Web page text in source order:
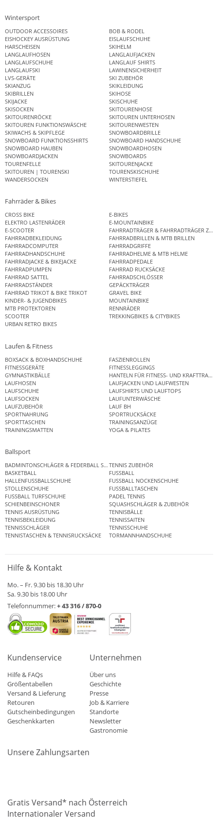
Wintersport
OUTDOOR ACCESSOIRES
BOB & RODEL
EISHOCKEY AUSRÜSTUNG
EISLAUFSCHUHE
HARSCHEISEN
SKIHELM
LANGLAUFHOSEN
LANGLAUFJACKEN
LANGLAUFSCHUHE
LANGLAUF SHIRTS
LANGLAUFSKI
LAWINENSICHERHEIT
LVS-GERÄTE
SKI ZUBEHÖR
SKIANZUG
SKIKLEIDUNG
SKIBRILLEN
SKIHOSE
SKIJACKE
SKISCHUHE
SKISOCKEN
SKITOURENHOSE
SKITOURENRÖCKE
SKITOUREN UNTERHOSEN
SKITOUREN FUNKTIONSWÄSCHE
SKITOURENWESTEN
SKIWACHS & SKIPFLEGE
SNOWBOARDBRILLE
SNOWBOARD FUNKTIONSSHIRTS
SNOWBOARD HANDSCHUHE
SNOWBOARD HAUBEN
SNOWBOARDHOSEN
SNOWBOARDJACKEN
SNOWBOARDS
TOURENFELLE
SKITOURENJACKE
SKITOUREN | TOURENSKI
TOURENSKISCHUHE
WANDERSOCKEN
WINTERSTIEFEL
Fahrräder & Bikes
CROSS BIKE
E-BIKES
ELEKTRO LASTENRÄDER
E-MOUNTAINBIKE
E-SCOOTER
FAHRRADTRÄGER & FAHRRADTRÄGER
FAHRRADBEKLEIDUNG
FAHRRADBRILLEN & MTB BRILLEN
FAHRRADCOMPUTER
FAHRRADGRIFFE
FAHRRADHANDSCHUHE
FAHRRADHELME & MTB HELME
FAHRRADJACKE & BIKEJACKE
FAHRRADPEDALE
FAHRRADPUMPEN
FAHRRAD RUCKSÄCKE
FAHRRAD SATTEL
FAHRRADSCHLÖSSER
FAHRRADSTÄNDER
GEPÄCKTRÄGER
FAHRRAD TRIKOT & BIKE TRIKOT
GRAVEL BIKE
KINDER- & JUGENDBIKES
MOUNTAINBIKE
MTB PROTEKTOREN
RENNRÄDER
SCOOTER
TREKKINGBIKES & CITYBIKES
URBAN RETRO BIKES
Laufen & Fitness
BOXSACK & BOXHANDSCHUHE
FASZIENROLLEN
FITNESSGERÄTE
FITNESSLEGGINGS
GYMNASTIKBÄLLE
HANTELN FÜR FITNESS- UND
LAUFHOSEN
LAUFJACKEN UND LAUFWESTEN
LAUFSCHUHE
LAUFSHIRTS UND LAUFTOPS
LAUFSOCKEN
LAUFUNTERWÄSCHE
LAUFZUBEHÖR
LAUF BH
SPORTNAHRUNG
SPORTRUCKSÄCKE
SPORTTASCHEN
TRAININGSANZÜGE
TRAININGSMATTEN
YOGA & PILATES
Ballsport
BADMINTONSCHLÄGER & FEDERBALL SETSTENNIS ZUBEHÖR
BASKETBALL
FUSSBALL
HALLENFUSSBALLSCHUHE
FUSSBALL NOCKENSCHUHE
STOLLENSCHUHE
FUSSBALLTASCHEN
FUSSBALL TURFSCHUHE
PADEL TENNIS
SCHIENBEINSCHONER
SQUASHSCHLÄGER & ZUBEHÖR
TENNIS AUSRÜSTUNG
TENNISBÄLLE
TENNISBEKLEIDUNG
TENNISSAITEN
TENNISSCHLÄGER
TENNISSCHUHE
TENNISTASCHEN & TENNISRUCKSÄCKE
TORMANNHANDSCHUHE
Hilfe & Kontakt
Mo. – Fr. 9.30 bis 18.30 Uhr
Sa. 9.30 bis 18.00 Uhr
Telefonnummer:+ 43 316 / 870-0
Kundenservice
Hilfe & FAQs
Größentabellen
Versand & Lieferung
Retouren
Gutscheinbedingungen
Geschenkkarten
Unternehmen
Über uns
Geschichte
Presse
Job & Karriere
Standorte
Newsletter
Gastronomie
Unsere Zahlungsarten
Gratis Versand* nach Österreich
Internationaler Versand